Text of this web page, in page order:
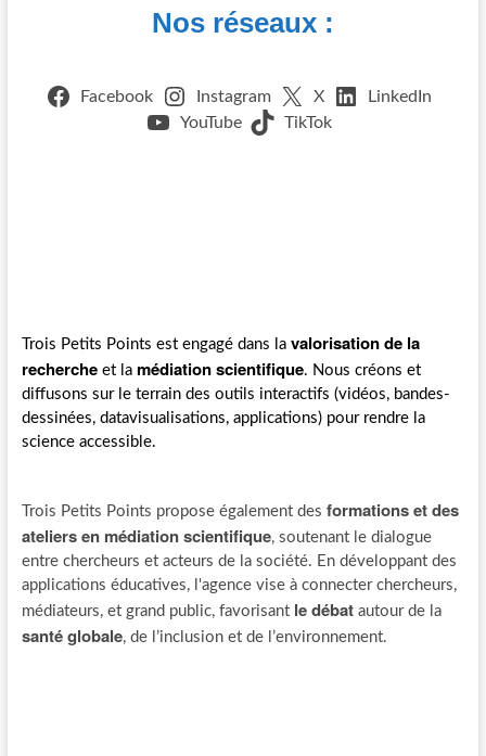
Nos réseaux :
Facebook Instagram X
LinkedIn
YouTube
TikTok
Trois Petits Points est engagé dans la valorisation de la
rechercheet la médiation scientifique. Nous créons et
diffusons sur le terrain des outils interactifs (vidéos, bandes-
dessinées, datavisualisations, applications) pour rendre la
science accessible.
Trois Petits Points propose également des formations et des
ateliers en médiation scientifique, soutenant le dialogue
entre chercheurs et acteurs de la société. En développant des
applications éducatives, l'agence vise à connecter chercheurs,
médiateurs, et grand public, favorisant le débatautour de la
santé globale, de l’inclusion et de l’environnement.